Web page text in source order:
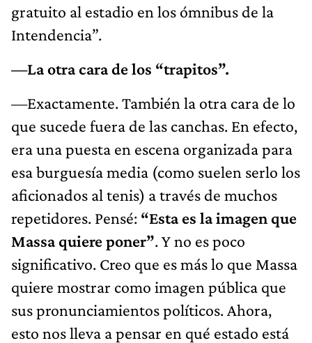
gratuito al estadio en los ómnibus de la
Intendencia”.
—La otra cara de los “trapitos”.
—Exactamente. También la otra cara de lo
que sucede fuera de las canchas. En efecto,
era una puesta en escena organizada para
esa burguesía media (como suelen serlo los
aficionados al tenis) a través de muchos
repetidores. Pensé: “Esta es la imagen que
Massa quiere poner”. Y no es poco
significativo. Creo que es más lo que Massa
quiere mostrar como imagen pública que
sus pronunciamientos políticos. Ahora,
esto nos lleva a pensar en qué estado está